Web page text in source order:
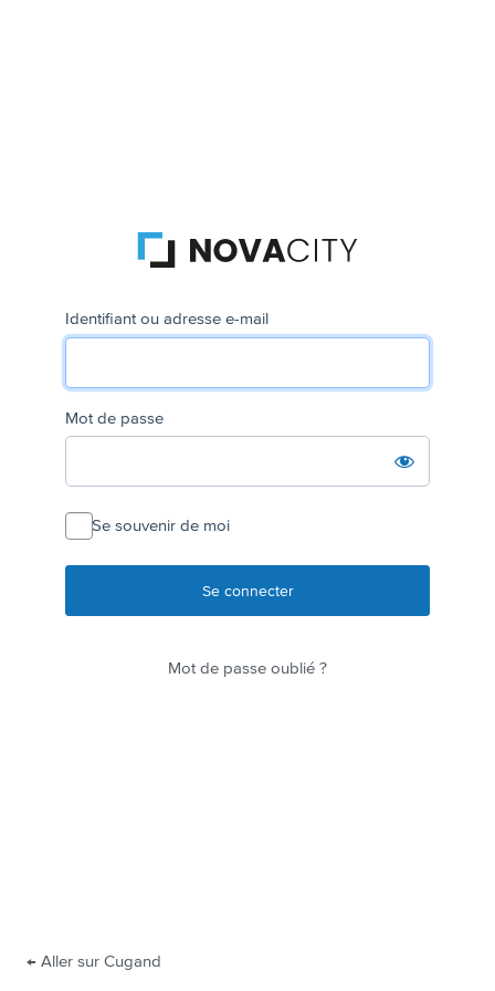
Identifiant ou adresse e-mail
Mot de passe
Se souvenir de moi
Mot de passe oublié ?
← Aller sur Cugand